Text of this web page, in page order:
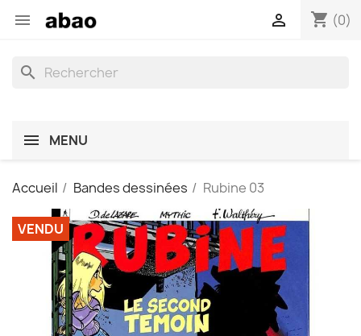
 shopping_cart (0)

search
MENU
Accueil Bandes dessinées Rubine 03
VENDU